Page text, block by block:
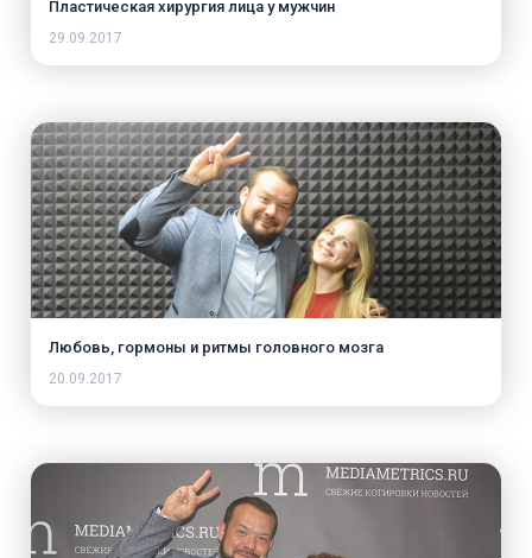
Пластическая хирургия лица у мужчин
29.09.2017
Любовь, гормоны и ритмы головного мозга
20.09.2017